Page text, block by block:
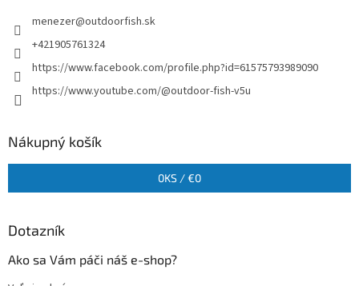
menezer@outdoorfish.sk
+421905761324
https://www.facebook.com/profile.php?id=61575793989090
https://www.youtube.com/@outdoor-fish-v5u
Nákupný košík
0KS /€0
Dotazník
Ako sa Vám páči náš e-shop?